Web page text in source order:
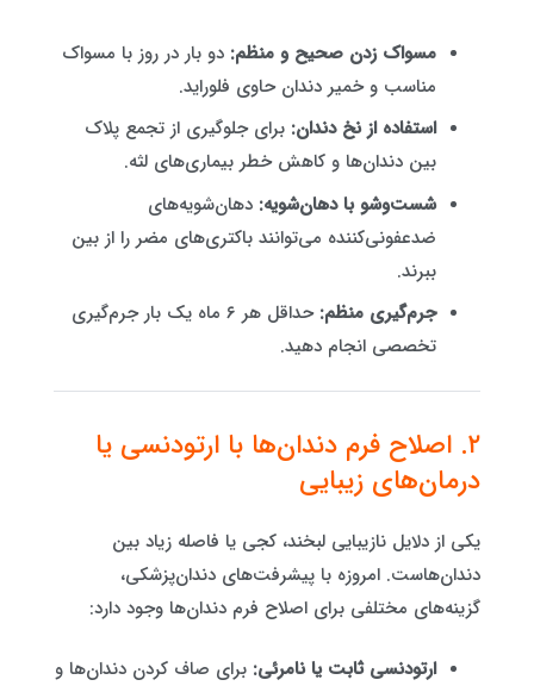
مسواک زدن صحیح و منظم: دو بار در روز با مسواک
مناسب و خمیر دندان حاوی فلوراید.
استفاده از نخ دندان: برای جلوگیری از تجمع پلاک
بین دندان‌ها و کاهش خطر بیماری‌های لثه.
شست‌وشو با دهان‌شویه: دهان‌شویه‌های
ضدعفونی‌کننده می‌توانند باکتری‌های مضر را از بین
ببرند.
جرم‌گیری منظم:
حداقل هر ۶ ماه یک بار جرم‌گیری
تخصصی انجام دهید.
۲. اصلاح فرم دندان‌ها با ارتودنسی یا
درمان‌های زیبایی
یکی از دلایل نازیبایی لبخند، کجی یا فاصله زیاد بین
دندان‌هاست. امروزه با پیشرفت‌های دندان‌پزشکی،
گزینه‌های مختلفی برای اصلاح فرم دندان‌ها وجود دارد:
ارتودنسی ثابت یا نامرئی: برای صاف کردن دندان‌ها و